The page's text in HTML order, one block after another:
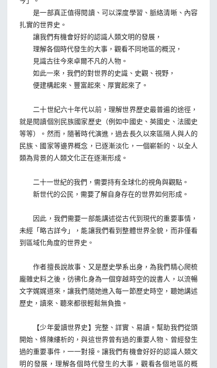
是一部真正值得閱讀、可以深度學習、脈絡清晰、內容
扎實的世界史。
讓我們有機會好好的認識人類文明的發展，
理解各個時代發生的大事，觀看不同地區的概況，
見識古往今來卓爾不凡的人物。
如此一來，我們的對世界的史識、史觀、視野，
便建構起來、豐富起來、厚實起來了。
二十世紀六十年代以前，理解世界歷史最普遍的途徑，
就是閱讀個別民族國家歷史（例如中國史、英國史、法國史
等等）。然而，隨著時代演進，過去長久以來區隔人與人的
民族、國家等邊界概念，已逐漸淡化，一個嶄新的、以全人
類為背景的人類文化正在逐漸形成。
二十一世紀的我們，需要持有全球化的視角與觀點。
新世代的公民，需要了解自身存在的世界如何形成。
因此，我們需要一部能講述從古代到現代的重要事情，
未經「略古詳今」，能讓我們看到整體世界全貌，而非僅看
到區域化角度的世界史。
作者擅長說故事、又是歷史學系出身，為我們精心爬梳
龐雜史料之後，彷彿化身為一個穿越時空的說書人，以流暢
文字娓娓道來，讓我們隨她進入每一節歷史時空，聽她講述
歷史，讀來、聽來都很輕鬆無負擔。
【少年愛讀世界史】完整、詳實、易讀。幫助我們從頭
開始、條陳縷析的，與這世界曾有過的重要人物、曾經發生
過的重要事件，一一對接。讓我們有機會好好的認識人類文
明的發展，理解各個時代發生的大事，觀看各個地區的概